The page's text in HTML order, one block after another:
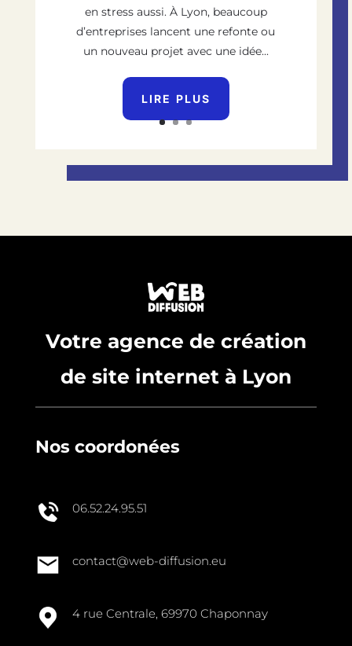
en stress aussi. À Lyon, beaucoup
d’entreprises lancent une refonte ou
un nouveau projet avec une idée...
LIRE PLUS
Votre agence de création
de site internet à Lyon
Nos coordonées
06.52.24.95.51
contact@web-diffusion.eu
4 rue Centrale, 69970 Chaponnay